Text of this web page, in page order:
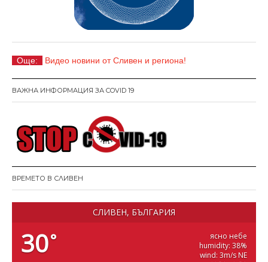
Още: Видео новини от Сливен и региона!
ВАЖНА ИНФОРМАЦИЯ ЗА COVID 19
ВРЕМЕТО В СЛИВЕН
СЛИВЕН, БЪЛГАРИЯ
30°
ясно небе
humidity: 38%
wind: 3m/s NE